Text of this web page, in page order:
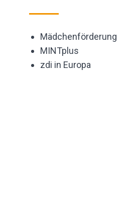
Mädchenförderung
MINTplus
zdi in Europa